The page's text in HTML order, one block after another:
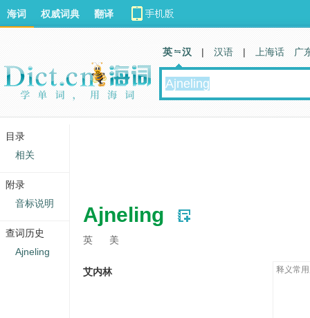
Ajneling
英 美
艾内林 释义常
海词 权威词典 翻译
英 汉 | 汉语 | 上海话 广
目录
相关
附录
音标说明
查词历史
Ajneling